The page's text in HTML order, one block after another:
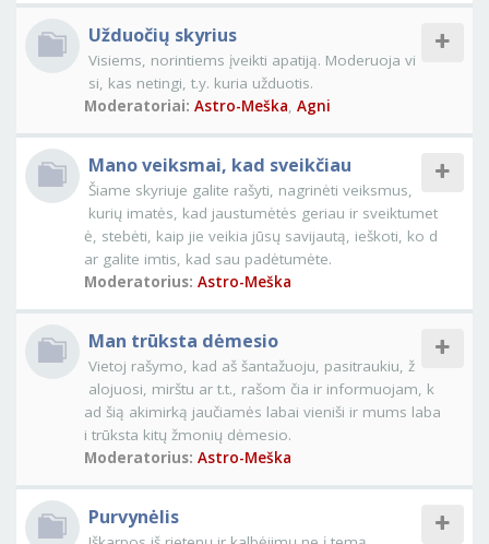
Užduočių skyrius
Visiems, norintiems įveikti apatiją. Moderuoja vi
si, kas netingi, t.y. kuria užduotis.
Moderatoriai: Astro-Meška, Agni
Mano veiksmai, kad sveikčiau
Šiame skyriuje galite rašyti, nagrinėti veiksmus,
kurių imatės, kad jaustumėtės geriau ir sveiktumet
ė, stebėti, kaip jie veikia jūsų savijautą, ieškoti, ko d
ar galite imtis, kad sau padėtumėte.
Moderatorius: Astro-Meška
Man trūksta dėmesio
Vietoj rašymo, kad aš šantažuoju, pasitraukiu, ž
alojuosi, mirštu ar t.t., rašom čia ir informuojam, k
ad šią akimirką jaučiamės labai vieniši ir mums laba
i trūksta kitų žmonių dėmesio.
Moderatorius: Astro-Meška
Purvynėlis